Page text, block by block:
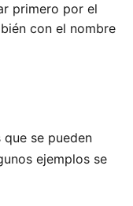
primero por el
con el nombre
que se pueden
ejemplos se